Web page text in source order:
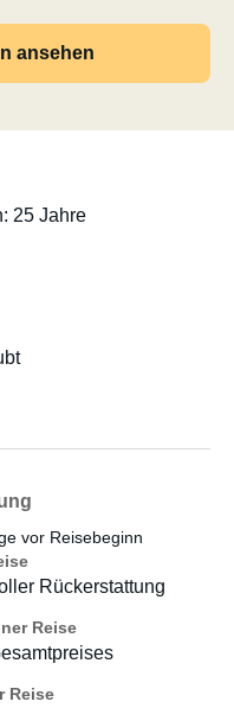
ansehen
25 Jahre
vor Reisebeginn
Rückerstattung
Reise
Reise